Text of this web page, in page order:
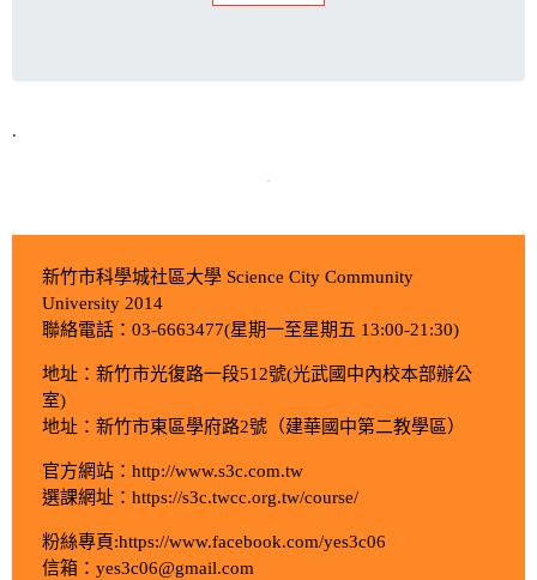
.
新竹市科學城社區大學 Science City Community
University 2014
聯絡電話：03-6663477(星期一至星期五 13:00-21:30)
地址：新竹市光復路一段512號(光武國中內校本部辦公
室)
地址：新竹市東區學府路2號（建華國中第二教學區）
官方網站：http://www.s3c.com.tw
選課網址：https://s3c.twcc.org.tw/course/
粉絲專頁:https://www.facebook.com/yes3c06
信箱：yes3c06@gmail.com